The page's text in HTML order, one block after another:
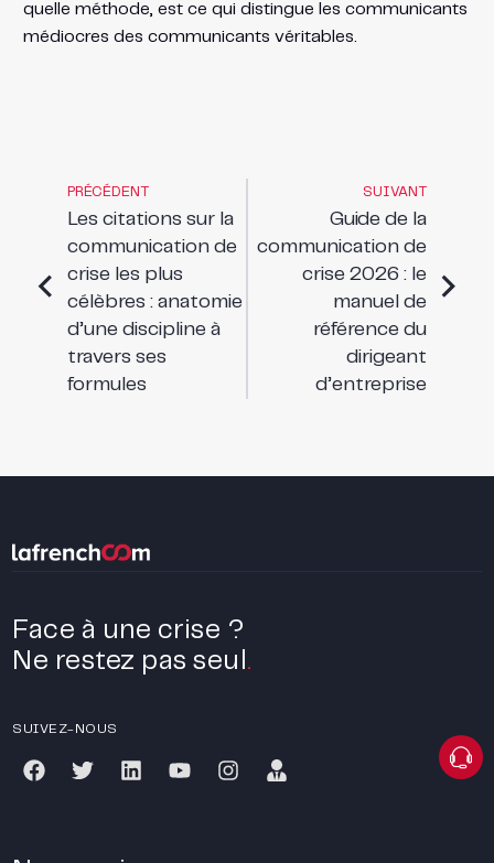
quelle méthode, est ce qui distingue les communicants
médiocres des communicants véritables.
PRÉCÉDENT
Les citations sur la
communication de
crise les plus
célèbres : anatomie
d’une discipline à
travers ses
formules
SUIVANT
Guide de la
communication de
crise 2026 : le
manuel de
référence du
dirigeant
d’entreprise
Face à une crise ?
Ne restez pas seul .
SUIVEZ-NOUS